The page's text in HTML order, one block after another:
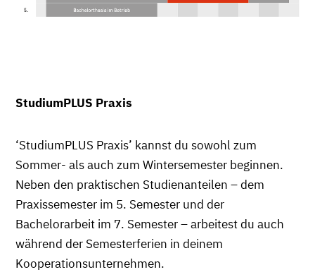
StudiumPLUS Praxis
‘StudiumPLUS Praxis’ kannst du sowohl zum
Sommer- als auch zum Wintersemester beginnen.
Neben den praktischen Studienanteilen – dem
Praxissemester im 5. Semester und der
Bachelorarbeit im 7. Semester – arbeitest du auch
während der Semesterferien in deinem
Kooperationsunternehmen.